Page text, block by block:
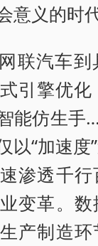
意义的时
联汽车
引擎优化
能仿生手
以“加速度
渗透千
变革。
产制造